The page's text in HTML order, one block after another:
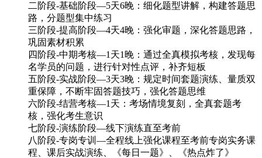
二阶段-基础阶段—5天6晚：细化题型讲解，构建答题思
路，分题型集中练习
三阶段-提高阶段—4天4晚：强化审题，深化答题思路，
巩固素材积累
四阶段-中期考核—1天1晚：通过全真模拟考核，发现每
名学员的问题，进行针对性点评，补齐短板
五阶段-实战阶段—3天3晚：规定时间套题演练、量质双
重保障，不断牢固答题技巧，强化答题思维
六阶段-结营考核—1天：考场情境复刻，全真套题考
核，强化考生意识
七阶段-演练阶段—线下演练直至考前
八阶段-专岗专训—全程线上强化课程至考前专岗实务课
程、课后实战演练、《每日一题》、《热点炸了》